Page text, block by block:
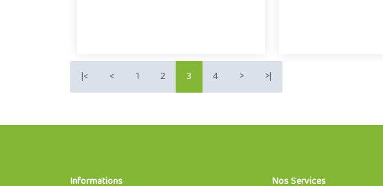
|< < 1 2 3 4 > >|
Informations Nos Services